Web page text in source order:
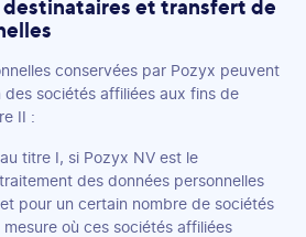
et transfert de
conservées par Pozyx peuvent
sociétés affiliées aux fins de
II :
titre I, si Pozyx NV est le
des données personnelles
pour un certain nombre de sociétés
mesure où ces sociétés affiliées